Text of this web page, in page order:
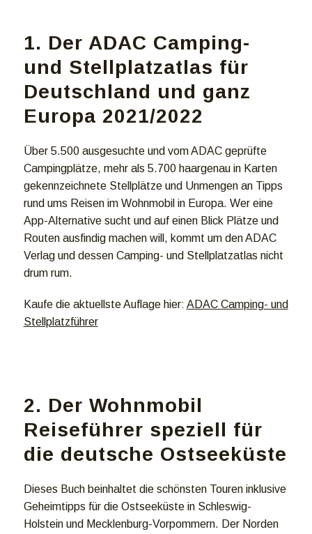
1. Der ADAC Camping-
und Stellplatzatlas für
Deutschland und ganz
Europa 2021/2022
Über 5.500 ausgesuchte und vom ADAC geprüfte
Campingplätze, mehr als 5.700 haargenau in Karten
gekennzeichnete Stellplätze und Unmengen an Tipps
rund ums Reisen im Wohnmobil in Europa. Wer eine
App-Alternative sucht und auf einen Blick Plätze und
Routen ausfindig machen will, kommt um den ADAC
Verlag und dessen Camping- und Stellplatzatlas nicht
drum rum.
Kaufe die aktuellste Auflage hier: ADAC Camping- und
Stellplatzführer
2. Der Wohnmobil
Reiseführer speziell für
die deutsche Ostseeküste
Dieses Buch beinhaltet die schönsten Touren inklusive
Geheimtipps für die Ostseeküste in Schleswig-
Holstein und Mecklenburg-Vorpommern. Der Norden